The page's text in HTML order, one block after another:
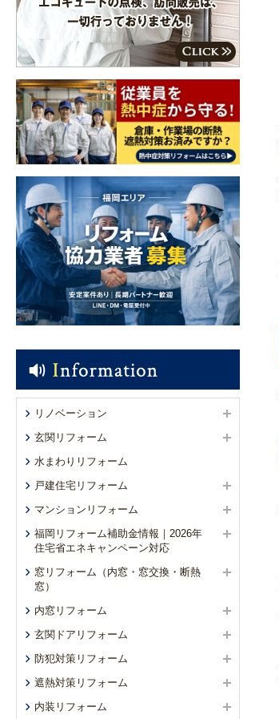
リノベーション
玄関リフォーム
水まわりリフォーム
戸建住宅リフォーム
マンションリフォーム
福岡リフォーム補助金情報｜2026年
住宅省エネキャンペーン対応
窓リフォーム（内窓・窓交換・断熱
窓）
内窓リフォーム
玄関ドアリフォーム
防犯対策リフォーム
遮熱対策リフォーム
内装リフォーム